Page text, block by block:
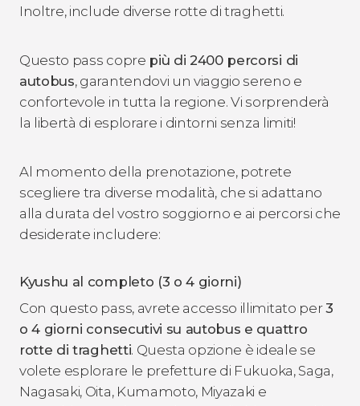
Inoltre, include diverse rotte di traghetti.
Questo pass copre più di 2400 percorsi di
autobus, garantendovi un viaggio sereno e
confortevole in tutta la regione. Vi sorprenderà
la libertà di esplorare i dintorni senza limiti!
Al momento della prenotazione, potrete
scegliere tra diverse modalità, che si adattano
alla durata del vostro soggiorno e ai percorsi che
desiderate includere:
Kyushu al completo (3 o 4 giorni)
Con questo pass, avrete accesso illimitato per3
o 4 giorni consecutivi su autobus e quattro
rotte di traghetti. Questa opzione è ideale se
volete esplorare le prefetture di Fukuoka, Saga,
Nagasaki, Oita, Kumamoto, Miyazaki e